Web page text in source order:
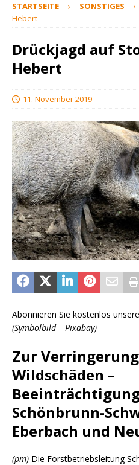
STARTSEITE SONSTIGES
Hebert
Drückjagd auf
Hebert
11. November 2019
Abonnieren Sie kostenlos
(Symbolbild – Pixabay)
Zur
Wildschäden –
Schönbrunn-
Eberbach und
(pm) Die Forstbetriebsleitung